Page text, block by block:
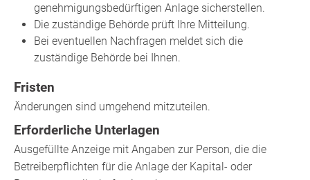
genehmigungsbedürftigen Anlage sicherstellen.
Die zuständige Behörde prüft Ihre Mitteilung.
Bei eventuellen Nachfragen meldet sich die
zuständige Behörde bei Ihnen.
Fristen
Änderungen sind umgehend mitzuteilen.
Erforderliche Unterlagen
Ausgefüllte Anzeige mit Angaben zur Person, die die
Betreiberpflichten für die Anlage der Kapital- oder